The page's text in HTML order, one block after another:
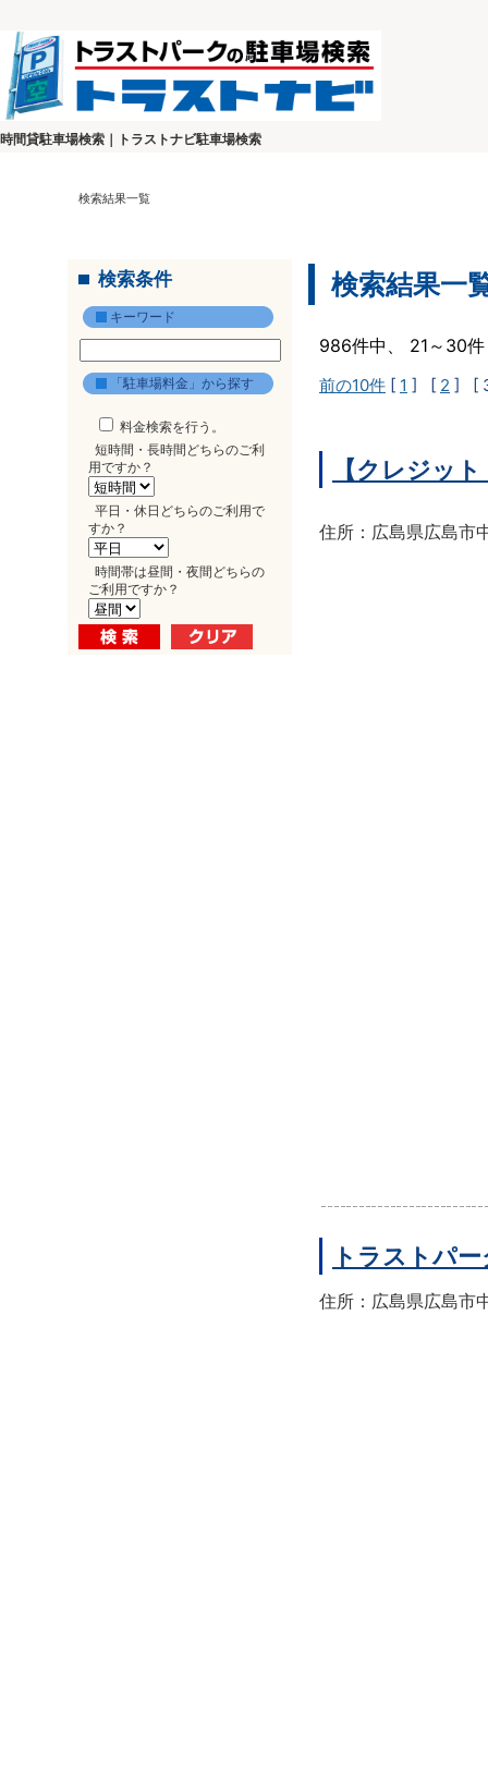
時間貸駐車場検索｜トラストナビ駐車場検索
検索結果一覧
検索条件
キーワード
「駐車場料金」から探す
料金検索を行う。
短時間・長時間どちらのご利
用ですか？
平日・休日どちらのご利用で
すか？
時間帯は昼間・夜間どちらの
ご利用ですか？
検索結果一
986件中、 21～30
前の10件 [ 1 ] [ 2 ] [
【クレジッ
住所：広島県広島市
トラストパ
住所：広島県広島市